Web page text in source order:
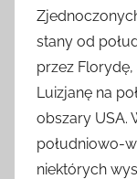
stany od
przez
Luizjanę na
obszary USA.
południowo-
niektórych